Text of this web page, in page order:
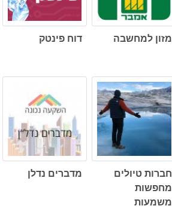
מזון למחשבה דוח פינטק
חברות טיולים
מחפשות
משמעות
מדברים נדלן